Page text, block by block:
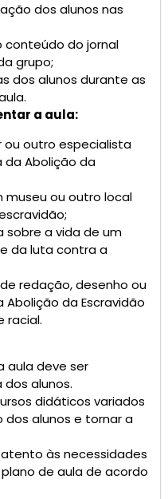
dos alunos nas
conteúdo do jornal
grupo;
dos alunos durante as
a aula:
ou outro especialista
Abolição da
museu ou outro local
sobre a vida de um
da luta contra a
redação, desenho ou
da Escravidão
racial.
aula deve ser
alunos.
didáticos variados
alunos e tornar a
às necessidades
de aula de acordo